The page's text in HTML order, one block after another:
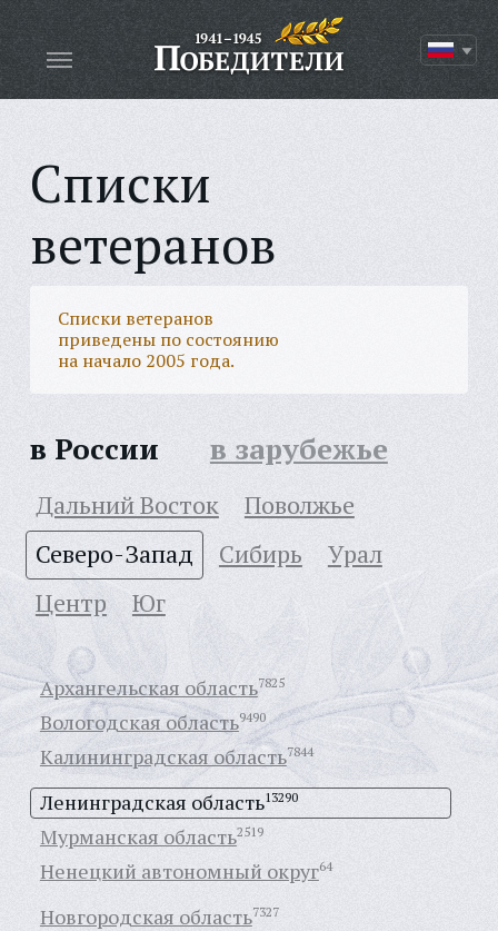
Списки
ветеранов
Списки ветеранов
приведены по состоянию
на начало 2005 года.
в России в зарубежье
Дальний Восток
Поволжье
Северо-Запад
Сибирь
Урал
Центр
Юг
Архангельская область7825
Вологодская область9490
Калининградская область7844
Ленинградская область13290
Мурманская область2519
Ненецкий автономный округ64
Новгородская область7327